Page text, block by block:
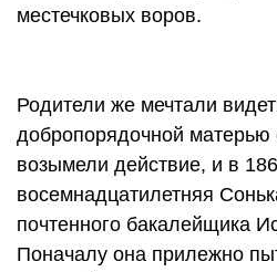
местечковых воров.
Родители же мечтали
добропорядочной матерью
возымели действие, и в
восемнадцатилетняя
почтенного бакалейщика
Поначалу она прилежно